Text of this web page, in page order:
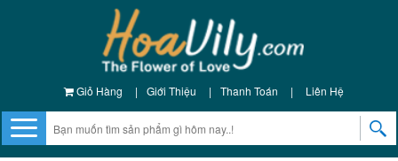
Giỏ Hàng | Giới Thiệu | Thanh Toán | Liên Hệ